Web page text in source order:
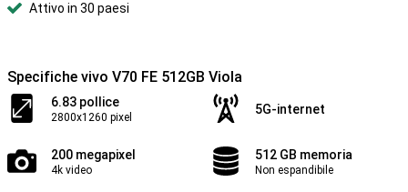
Attivo in 30 paesi
Specifiche vivo V70 FE 512GB Viola
6.83 pollice
2800x1260 pixel
5G-internet
200 megapixel
4k video
512 GB memoria
Non espandibile